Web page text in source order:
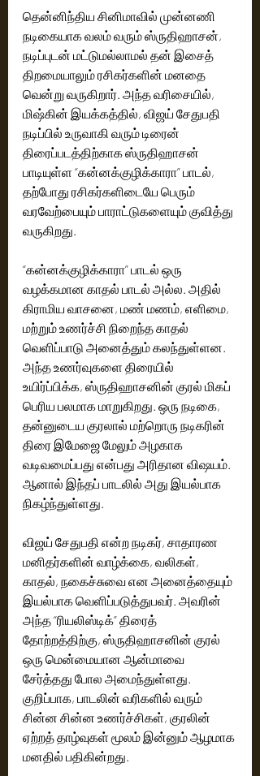
தென்னிந்திய சினிமாவில் முன்னணி
நடிகையாக வலம் வரும் ஸ்ருதிஹாசன்,
நடிப்புடன் மட்டுமல்லாமல் தன் இசைத்
திறமையாலும் ரசிகர்களின் மனதை
வென்று வருகிறார். அந்த வரிசையில்,
மிஷ்கின் இயக்கத்தில், விஜய் சேதுபதி
நடிப்பில் உருவாகி வரும் டிரைன்
திரைப்படத்திற்காக ஸ்ருதிஹாசன்
பாடியுள்ள “கன்னக்குழிக்காரா” பாடல்,
தற்போது ரசிகர்களிடையே பெரும்
வரவேற்பையும் பாராட்டுகளையும் குவித்து
வருகிறது.
“கன்னக்குழிக்காரா” பாடல் ஒரு
வழக்கமான காதல் பாடல் அல்ல. அதில்
கிராமிய வாசனை, மண் மணம், எளிமை,
மற்றும் உணர்ச்சி நிறைந்த காதல்
வெளிப்பாடு அனைத்தும் கலந்துள்ளன.
அந்த உணர்வுகளை திரையில்
உயிர்ப்பிக்க, ஸ்ருதிஹாசனின் குரல் மிகப்
பெரிய பலமாக மாறுகிறது. ஒரு நடிகை,
தன்னுடைய குரலால் மற்றொரு நடிகரின்
திரை இமேஜை மேலும் அழகாக
வடிவமைப்பது என்பது அரிதான விஷயம்.
ஆனால் இந்தப் பாடலில் அது இயல்பாக
நிகழ்ந்துள்ளது.
விஜய் சேதுபதி என்ற நடிகர், சாதாரண
மனிதர்களின் வாழ்க்கை, வலிகள்,
காதல், நகைச்சுவை என அனைத்தையும்
இயல்பாக வெளிப்படுத்துபவர். அவரின்
அந்த “ரியலிஸ்டிக்” திரைத்
தோற்றத்திற்கு, ஸ்ருதிஹாசனின் குரல்
ஒரு மென்மையான ஆன்மாவை
சேர்த்தது போல அமைந்துள்ளது.
குறிப்பாக, பாடலின் வரிகளில் வரும்
சின்ன சின்ன உணர்ச்சிகள், குரலின்
ஏற்றத் தாழ்வுகள் மூலம் இன்னும் ஆழமாக
மனதில் பதிகின்றது.